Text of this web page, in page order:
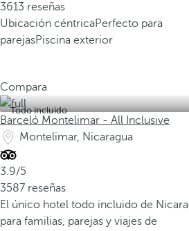
3613 reseñas
Ubicación céntricaPerfecto para
parejasPiscina exterior
Compara
Todo incluido
Barceló Montelimar - All Inclusive
Montelimar, Nicaragua
3.9/5
3587 reseñas
El único hotel todo incluido de
para familias, parejas y viajes de